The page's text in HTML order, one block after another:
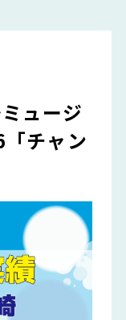
ュージ
チャン